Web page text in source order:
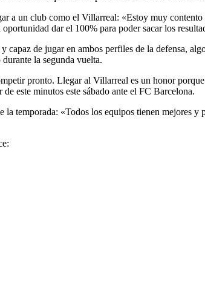
a un club como el Villarreal: «Estoy muy
dar el 100% para poder sacar los
de jugar en ambos perfiles de la defensa,
la segunda vuelta.
pronto. Llegar al Villarreal es un honor
este minutos este sábado ante el FC Barcelona.
temporada: «Todos los equipos tienen mejores y